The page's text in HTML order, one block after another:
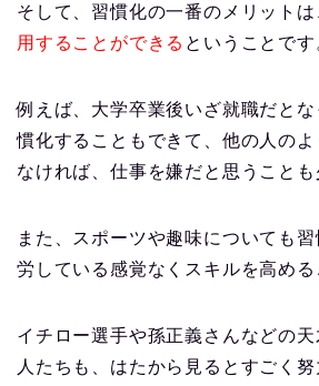
そして、習慣化の一番のメリットは
用することができる ということです
例えば、大学卒業後いざ就職だと
慣化することもできて、他の人の
なければ、仕事を嫌だと思うことも
また、スポーツや趣味についても
労している感覚なくスキルを高める
イチロー選手や孫正義さんなどの
人たちも、はたから見るとすごく